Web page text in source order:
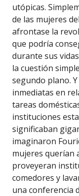
utópicas.
de las mujeres
afrontase la
que podría
durante sus
la cuestión
segundo plano.
inmediatas en
tareas
instituciones
significaban
imaginaron
mujeres querían
proveyeran
comedores y
una conferencia